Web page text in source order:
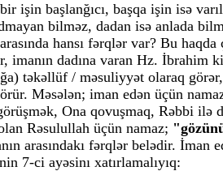
işin başlanğıcı, başqa işin isə
bilməz, dadan isə anlada
hansı fərqlər var? Bu
imanın dadına varan Hz. İbrahim
təkəllüf / məsuliyyət olaraq
Məsələn; iman edən üçün
Ona qovuşmaq, Rəbbi ilə
Rəsulullah üçün namaz;
arasındakı fərqlər belədir. İman
7-ci ayəsinı xatırlamalıyıq: